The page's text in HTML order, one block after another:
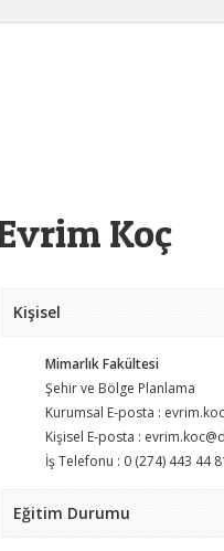
Koç
Kişisel
Mimarlık Fakültesi
Şehir ve Bölge Planlama
Kurumsal E-posta :
Kişisel E-posta :
İş Telefonu : 0 (274) 443 44
Eğitim Durumu